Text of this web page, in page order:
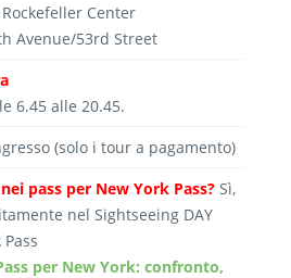
Center
Avenue/53rd Street
6.45 alle 20.45.
(solo i tour a pagamento)
pass per New York Pass? Sì,
nel Sightseeing DAY
per New York: confronto,